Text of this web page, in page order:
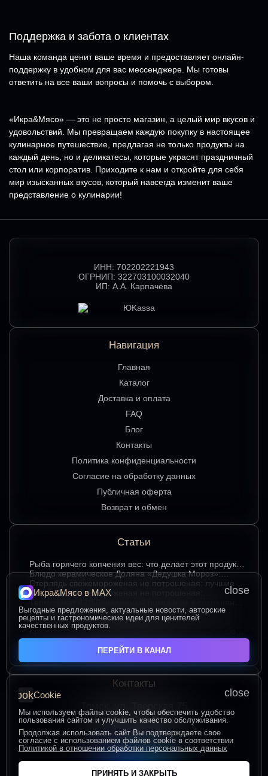
Поддержка и забота о клиентах
Наша команда ценит ваше время и предоставляет онлайн-
поддержку в удобном для вас мессенджере. Мы готовы
ответить на все ваши вопросы и помочь с выбором.
«Икра&Мясо» — это не просто магазин, а целый мир вкусов и
удовольствий. Мы превращаем каждую покупку в настоящее
кулинарное путешествие, предлагая не только продукты на
каждый день, но и деликатесы, которые украсят праздничный
стол или корпоратив. Приходите к нам и откройте для себя
мир изысканных вкусов, который навсегда изменит ваше
представление о кулинарии!
ИНН: 702202221943
ОГРНИП: 322703100032040
ИП: А.А. Карпачёва
Навигация
Главная
Каталог
Доставка и оплата
FAQ
Блог
Контакты
Политика конфиденциальности
Согласие на обработку данных
Публичная оферта
Возврат и обмен
Статьи
Рыба горячего копчения вес: что делает этот продукт
любимым среди ценителей
Блюдо керамическое Доляна «Дедушка Мороз»:
изюминка праздничного стола в ярком красном цвете
Стерлядь свежемороженая не потрошеная: лучшие
гастрономические сочетания для насыщенного вкуса
Стерлядь свежемороженая не потрошеная:
особенности выбора и использования в кулинарии
Термопакет 42*50: надёжный помощник в сохранении
свежести и удобстве хранения
Икра зернистая осетровых рыб Exclusive 50 гр.:
секреты идеальных сочетаний для гурманов
Сыр творожный 400 гр. от Брюкке — нежный сыр с
большим гастрономическим потенциалом
Креветка Ваннамей в панировке 500 гр: гид по выбору
и вкусному приготовлению
ЧИТАТЬ ВСЕ СТАТЬИ
Контакты
Томск, ул. Тверская 75
ПОСТРОИТЬ МАРШРУТ
Пн-Пт с 10:00 до 20:00
Сб-Вс с 10:00 до 19:00
+7 (906) 955-60-93
close
Икра&Мясо в МАХ
Выгодные предложения, актуальные новости, авторские
рецепты и гастрономические идеи для ценителей
качественных продуктов.
ПЕРЕЙТИ В КАНАЛ
close
cookieCookie
Мы используем файлы cookie, чтобы обеспечить удобство
пользования сайтом и улучшить качество обслуживания.
Продолжая использовать сайт Вы подтверждаете свое
согласие с использованием файлов cookie в соответствии
Политикой в отношении обработки персональных данных
ПРИНЯТЬ И ЗАКРЫТЬ